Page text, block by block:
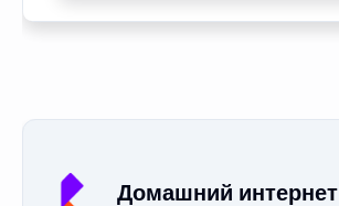
Домашний интернет